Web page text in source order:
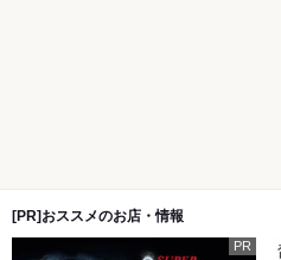
[PR]おススメのお店・情報
PR